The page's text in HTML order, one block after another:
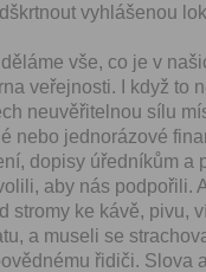
vyh­láše­nou
vše, co je v
veře­jnos­ti. I když to
neu­věřitel­nou sílu
nebo jed­norá­zové
dopisy úřed­níkům
aby nás pod­pořili.
stromy ke kávě, pivu,
a museli se
řidiči. Slo­va